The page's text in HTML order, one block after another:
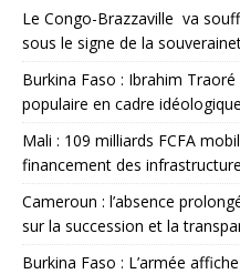
Le Congo-Brazzaville va
sous le signe de la
Burkina Faso : Ibrahim
populaire en cadre
Mali : 109 milliards FCFA
financement des
Cameroun : l’absence
sur la succession et la
Burkina Faso : L’armée